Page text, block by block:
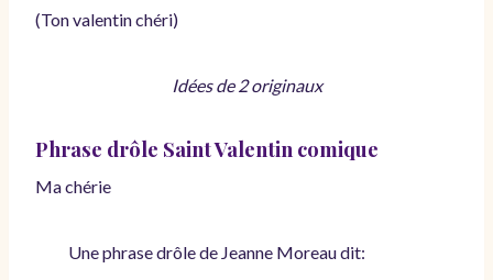
(Ton valentin chéri)
Idées de 2 originaux
Phrase drôle Saint Valentin comique
Ma chérie
Une phrase drôle de Jeanne Moreau dit: